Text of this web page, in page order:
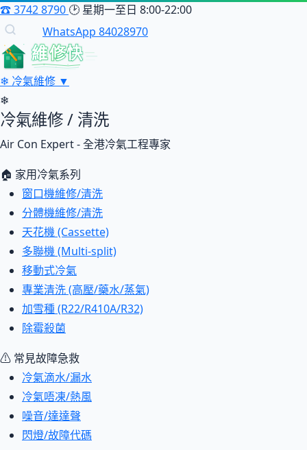
☎3742 8790 🕑 星期一至日 8:00-22:00
WhatsApp 84028970
維修快
❄ 冷氣維修 ▼
❄
冷氣維修 / 清洗
Air Con Expert - 全港冷氣工程專家
🏠 家用冷氣系列
窗口機維修/清洗
分體機維修/清洗
天花機 (Cassette)
多聯機 (Multi-split)
移動式冷氣
專業清洗 (高壓/藥水/蒸氣)
加雪種 (R22/R410A/R32)
除霉殺菌
⚠ 常見故障急救
冷氣滴水/漏水
冷氣唔凍/熱風
噪音/達達聲
閃燈/故障代碼